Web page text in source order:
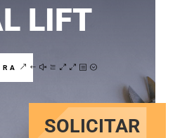
LIFT
SOLICITAR